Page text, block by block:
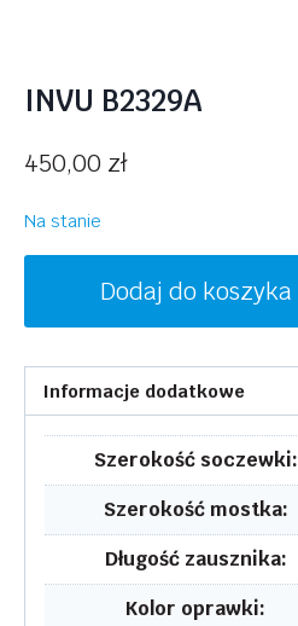
INVU B2329A
450,00 zł
Na stanie
B2329A
Dodaj do koszyka
Informacje dodatkowe
Szerokość soczewki:
Szerokość mostka:
Długość zausznika:
Kolor oprawki: